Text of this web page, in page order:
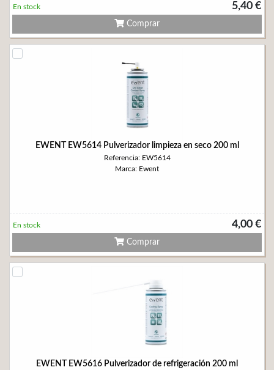
5,40 €
En stock
Comprar
EWENT EW5614 Pulverizador limpieza en seco 200 ml
Referencia: EW5614
Marca: Ewent
4,00 €
En stock
Comprar
EWENT EW5616 Pulverizador de refrigeración 200 ml